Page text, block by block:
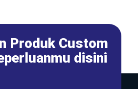
Produk Custom
disini